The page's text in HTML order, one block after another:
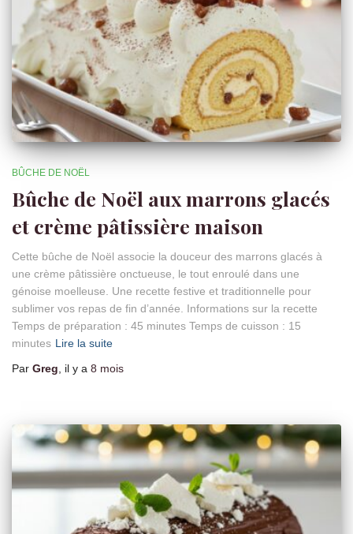
BÛCHE DE NOËL
Bûche de Noël aux marrons glacés
et crème pâtissière maison
Cette bûche de Noël associe la douceur des marrons glacés à
une crème pâtissière onctueuse, le tout enroulé dans une
génoise moelleuse. Une recette festive et traditionnelle pour
sublimer vos repas de fin d’année. Informations sur la recette
Temps de préparation : 45 minutes Temps de cuisson : 15
minutes Lire la suite
Par Greg , il y a 8 mois